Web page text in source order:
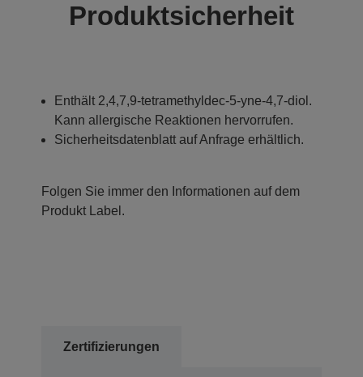
Produktsicherheit
Enthält 2,4,7,9-tetramethyldec-5-yne-4,7-diol.
Kann allergische Reaktionen hervorrufen.
Sicherheitsdatenblatt auf Anfrage erhältlich.
Folgen Sie immer den Informationen auf dem
Produkt Label.
Zertifizierungen